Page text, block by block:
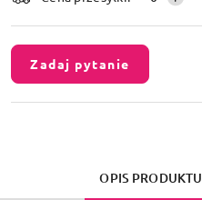
Zadaj pytanie
OPIS PRODUKTU